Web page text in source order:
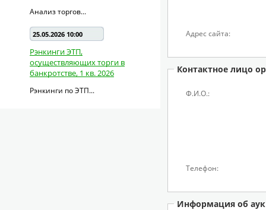
Анализ торгов...
25.05.2026 10:00
Рэнкинги ЭТП,
осуществляющих торги в
банкротстве, 1 кв. 2026
Рэнкинги по ЭТП...
Адрес сайта:
Контактное лицо
Ф.И.О.:
Телефон:
Информация об